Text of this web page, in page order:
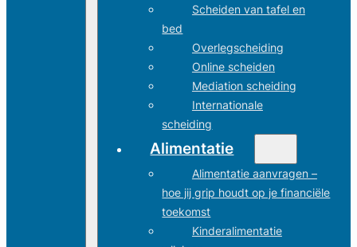
Scheiden van tafel en
bed
Overlegscheiding
Online scheiden
Mediation scheiding
Internationale
scheiding
Alimentatie
Alimentatie aanvragen –
hoe jij grip houdt op je financiële
toekomst
Kinderalimentatie